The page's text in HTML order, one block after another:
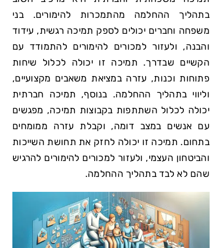
בתהליך ההחלמה מהתמכרות להימורים. בני
משפחה וחברים יכולים לספק תמיכה רגשית, עידוד
והבנה, ולעזור למכורים להימורים להתמודד עם
הקשיים שבדרך. תמיכה זו יכולה לכלול שיחות
פתוחות וכנות, עזרה במציאת משאבים מקצועיים,
וליווי בתהליך ההחלמה. בנוסף, תמיכה חברתית
יכולה לכלול השתתפות בקבוצות תמיכה, מפגשים
עם אנשים במצב דומה, וקבלת עזרה ממומחים
בתחום. תמיכה זו יכולה לחזק את תחושת השייכות
והביטחון העצמי, ולעזור למכורים להימורים להרגיש
שהם לא לבד בתהליך ההחלמה.